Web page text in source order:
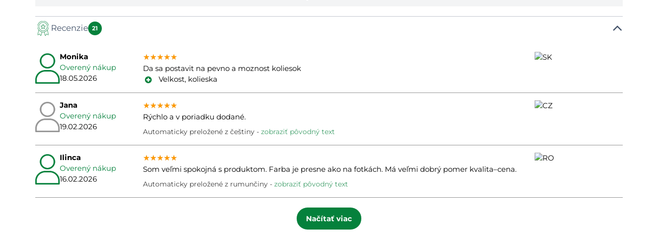
Recenzie 21
Monika
Overený nákup
18.05.2026
★★★★★
★★★★★
★★★★★
Da sa postavit na pevno a moznost koliesok
Velkost, kolieska
Jana
Overený nákup
19.02.2026
★★★★★
★★★★★
★★★★★
Rýchlo a v poriadku dodané.
Automaticky preložené z češtiny zobraziť pôvodný text
Ilinca
Overený nákup
16.02.2026
★★★★★
★★★★★
★★★★★
Som veľmi spokojná s produktom. Farba je presne ako na fotkách. Má veľmi dobrý pomer kvalita–cena.
Automaticky preložené z rumunčiny zobraziť pôvodný text
Načítať viac